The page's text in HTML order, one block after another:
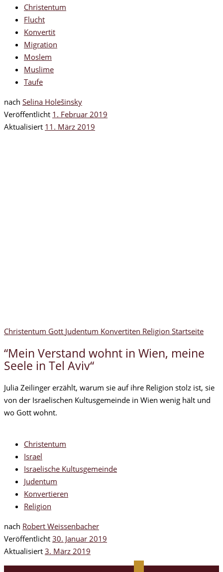
Christentum
Flucht
Konvertit
Migration
Moslem
Muslime
Taufe
nach Selina Holešinsky
Veröffentlicht 1. Februar 2019
Aktualisiert 11. März 2019
Christentum Gott Judentum Konvertiten Religion Startseite
“Mein Verstand wohnt in Wien, meine
Seele in Tel Aviv“
Julia Zeilinger erzählt, warum sie auf ihre Religion stolz ist, sie
von der Israelischen Kultusgemeinde in Wien wenig hält und
wo Gott wohnt.
Christentum
Israel
Israelische Kultusgemeinde
Judentum
Konvertieren
Religion
nach Robert Weissenbacher
Veröffentlicht 30. Januar 2019
Aktualisiert 3. März 2019